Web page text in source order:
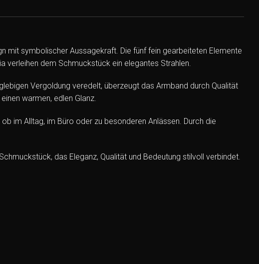
mit symbolischer Aussagekraft. Die fünf fein gearbeiteten Elemente
verleihen dem Schmuckstück ein elegantes Strahlen.
Vergoldung veredelt, überzeugt das Armband durch Qualität
warmen, edlen Glanz.
im Alltag, im Büro oder zu besonderen Anlässen. Durch die
das Eleganz, Qualität und Bedeutung stilvoll verbindet.